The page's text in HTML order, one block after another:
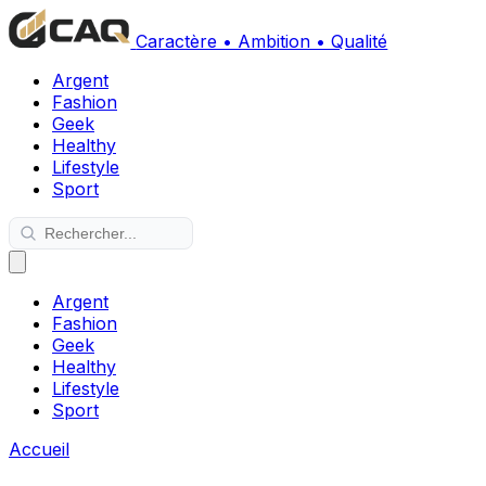
Caractère • Ambition • Qualité
Argent
Fashion
Geek
Healthy
Lifestyle
Sport
Argent
Fashion
Geek
Healthy
Lifestyle
Sport
Accueil